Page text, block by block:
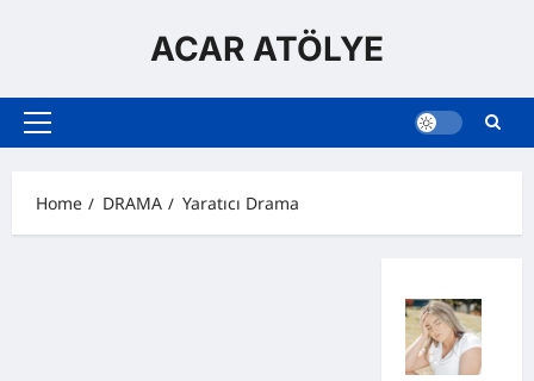
ACAR ATÖLYE
Primary
Home
DRAMA Yaratıcı Drama